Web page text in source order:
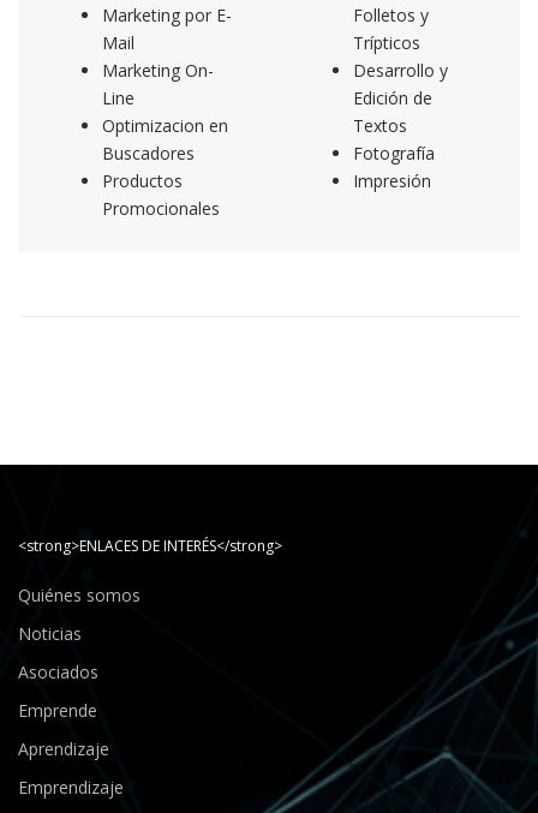
Marketing por E-
Mail
Marketing On-
Line
Optimizacion en
Buscadores
Productos
Promocionales
Folletos y
Trípticos
Desarrollo y
Edición de
Textos
Fotografía
Impresión
<strong>ENLACES DE INTERÉS</strong>
Quiénes somos
Noticias
Asociados
Emprende
Aprendizaje
Emprendizaje